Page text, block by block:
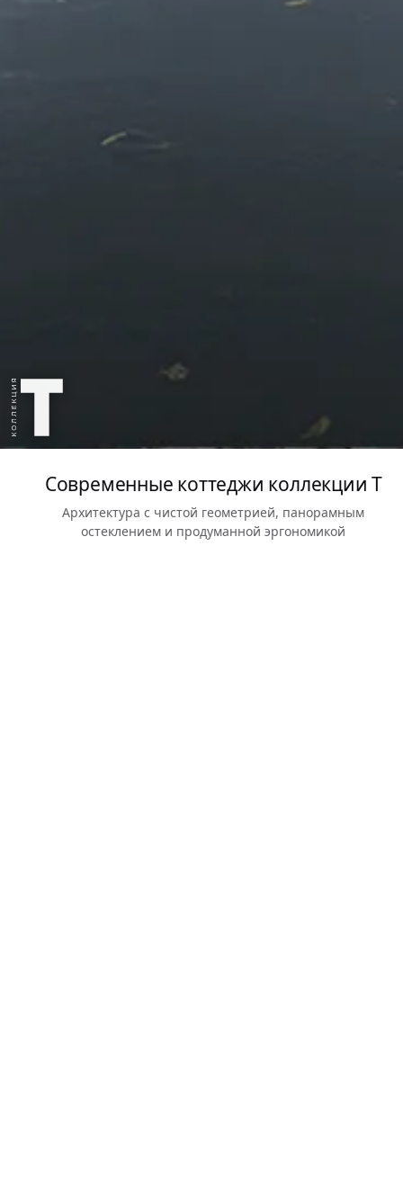
Современные коттеджи коллекции T
Архитектура с чистой геометрией, панорамным
остеклением и продуманной эргономикой